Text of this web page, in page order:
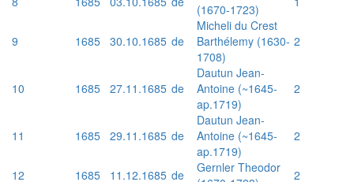
(1670-1723)
9 1685 30.10.1685 de
Micheli du Crest
Barthélemy (1630-
1708)
2
10 1685 27.11.1685 de
Dautun Jean-
Antoine (~1645-
ap.1719)
2
11 1685 29.11.1685 de
Dautun Jean-
Antoine (~1645-
ap.1719)
2
12 1685 11.12.1685 de
Gernler Theodor
2